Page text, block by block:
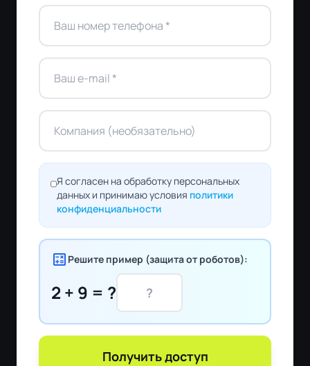
Я согласен на обработку персональных
данных и принимаю условия политики
конфиденциальности
calculate Решите пример (защита от роботов):
2 + 9 = ?
Получить доступ